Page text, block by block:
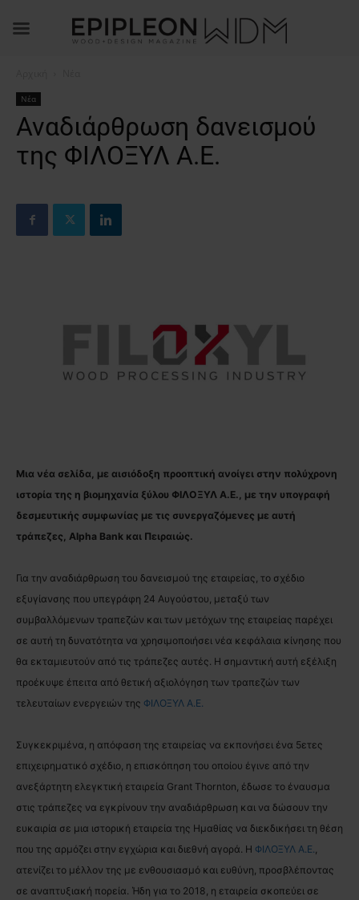
Νέα
Αναδιάρθρωση δανεισμού
της ΦΙΛΟΞΥΛ Α.Ε.
Μια νέα σελίδα, με αισιόδοξη προοπτική ανοίγει στην πολύχρονη
ιστορία της η βιομηχανία ξύλου ΦΙΛΟΞΥΛ Α.Ε., με την υπογραφή
δεσμευτικής συμφωνίας με τις συνεργαζόμενες με αυτή
τράπεζες, Alpha Bank και Πειραιώς.
Για την αναδιάρθρωση του δανεισμού της εταιρείας, το σχέδιο
εξυγίανσης που υπεγράφη 24 Αυγούστου, μεταξύ των
συμβαλλόμενων τραπεζών και των μετόχων της εταιρείας παρέχει
σε αυτή τη δυνατότητα να χρησιμοποιήσει νέα κεφάλαια κίνησης που
θα εκταμιευτούν από τις τράπεζες αυτές. Η σημαντική αυτή εξέλιξη
προέκυψε έπειτα από θετική αξιολόγηση των τραπεζών των
τελευταίων ενεργειών της ΦΙΛΟΞΥΛ Α.Ε.
Συγκεκριμένα, η απόφαση της εταιρείας να εκπονήσει ένα 5ετες
επιχειρηματικό σχέδιο, η επισκόπηση του οποίου έγινε από την
ανεξάρτητη ελεγκτική εταιρεία Grant Thornton, έδωσε το έναυσμα
στις τράπεζες να εγκρίνουν την αναδιάρθρωση και να δώσουν την
ευκαιρία σε μια ιστορική εταιρεία της Ημαθίας να διεκδικήσει τη θέση
που της αρμόζει στην εγχώρια και διεθνή αγορά. Η ΦΙΛΟΞΥΛ Α.Ε.
ατενίζει το μέλλον της με ενθουσιασμό και ευθύνη, προσβλέποντας
σε αναπτυξιακή πορεία. Ήδη για το 2018, η εταιρεία σκοπεύει σε